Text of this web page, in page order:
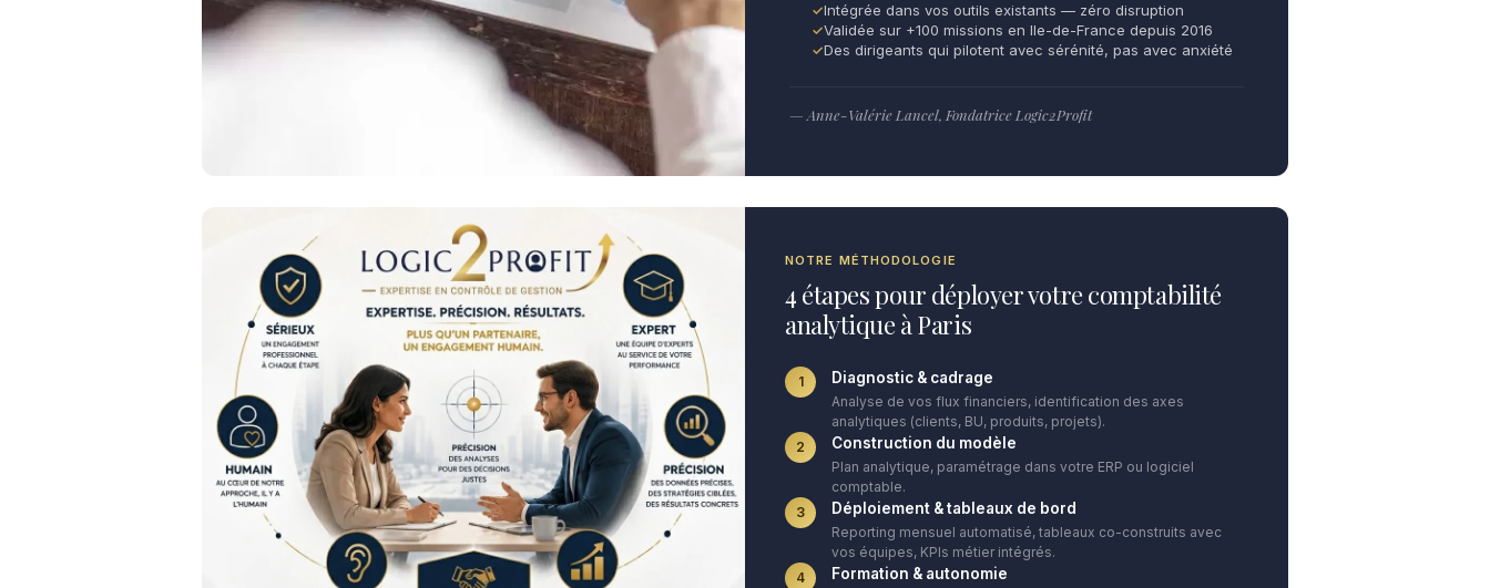
Intégrée dans vos outils existants — zéro disruption
Validée sur +100 missions en Ile-de-France depuis 2016
Des dirigeants qui pilotent avec sérénité, pas avec anxiété
— Anne-Valérie Lancel, Fondatrice Logic2Profit
NOTRE MÉTHODOLOGIE
4 étapes pour déployer votre comptabilité
analytique à Paris
1 Diagnostic & cadrage
Analyse de vos flux financiers, identification des axes
analytiques (clients, BU, produits, projets).
2
Construction du modèle
Plan analytique, paramétrage dans votre ERP ou logiciel
comptable.
3
Déploiement & tableaux de bord
Reporting mensuel automatisé, tableaux co-construits avec
vos équipes, KPIs métier intégrés.
4
Formation & autonomie